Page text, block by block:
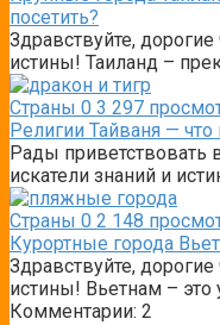
посетить?
Здравствуйте, дорогие
истины! Таиланд –
Страны 0 3 297
Религии Тайваня —
Рады приветствовать
искатели знаний и
Страны 0 2 148
Курортные города
Здравствуйте, дорогие
истины! Вьетнам – это
Комментарии: 2